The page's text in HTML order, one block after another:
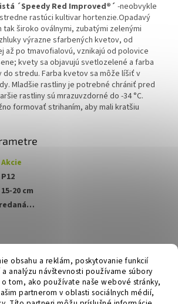
obsahu a reklám, poskytovanie funkcií
analýzu návštevnosti používame súbory
tom, ako používate naše webové stránky,
partnerom v oblasti sociálnych médií,
´Speedy Red Improved®´ -neobvykle
rastúci kultivar hortenzie.Opadavý
tak široko oválnymi, zubatými zelenými
výrazne sfarbených kvetov, od
až po tmavofialovú, vznikajú od polovice
kvety sa objavujú svetlozelené a farba
do stredu. Farba kvetov sa môže líšiť v
Mladšie rastliny je potrebné chrániť pred
rastliny sú mrazuvzdorné do -34 °C.
formovať strihaním, aby mali kratšiu
Akcie
P12
15-20 cm
Hurmikaki.com